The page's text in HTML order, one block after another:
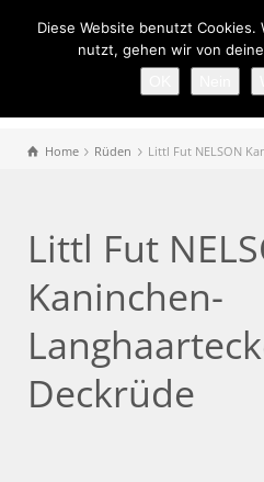
Home Rüden Littl Fut NELSON
Littl Fut
Kaninchen-
Deckrüde
Diese Website benutzt
nutzt, gehen wir von